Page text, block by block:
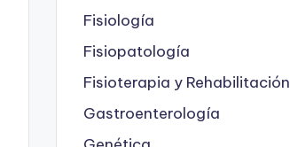
Fisiología
Fisiopatología
Fisioterapia y Rehabilitación
Gastroenterología